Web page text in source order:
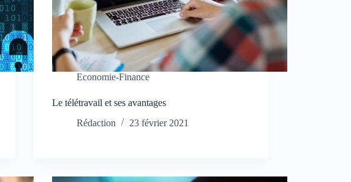
Economie-Finance
Le télétravail et ses avantages
Rédaction
23 février 2021